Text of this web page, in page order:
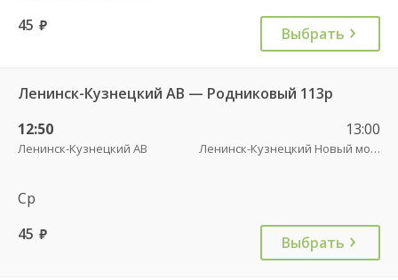
45 руб. Выбрать
Ленинск-Кузнецкий АВ — Родниковый 113р
12:50
Ленинск-Кузнецкий АВ
13:00
Ленинск-Кузнецкий Новый мост
Ср
45 руб. Выбрать